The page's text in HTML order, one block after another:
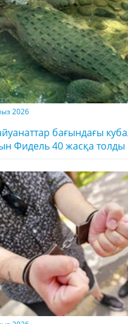
2026
бағындағы
Фидель 40 жасқа толды